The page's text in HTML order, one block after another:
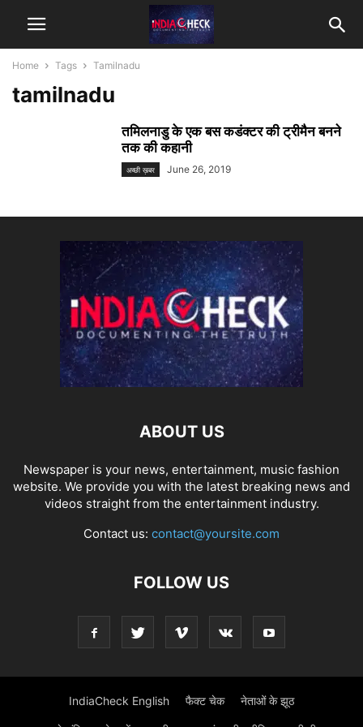
Home Tags Tamilnadu
tamilnadu
तमिलनाडु के एक बस कडंक्टर की ट्रीमैन बनने
तक की कहानी
अच्छी ख़बर June 26, 2019
ABOUT US
Newspaper is your news, entertainment, music fashion
website. We provide you with the latest breaking news and
videos straight from the entertainment industry.
Contact us: contact@yoursite.com
FOLLOW US
IndiaCheck English फैक्ट चेक नेताओं के झूठ